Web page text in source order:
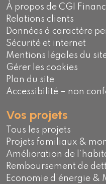
À propos de CGI
Relations clients
Données à caractère
Sécurité et internet
Mentions légales du
Gérer les cookies
Plan du site
Accessibilité – non
Vos projets
Tous les projets
Projets familiaux &
Amélioration de
Remboursement de
Economie d’énergie &